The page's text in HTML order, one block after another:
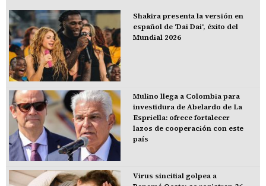
Shakira presenta la versión en
español de 'Dai Dai', éxito del
Mundial 2026
Mulino llega a Colombia para
investidura de Abelardo de La
Espriella: ofrece fortalecer
lazos de cooperación con este
país
Virus sincitial golpea a